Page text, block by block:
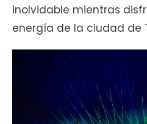
inolvidable mientras
energía de la ciudad de